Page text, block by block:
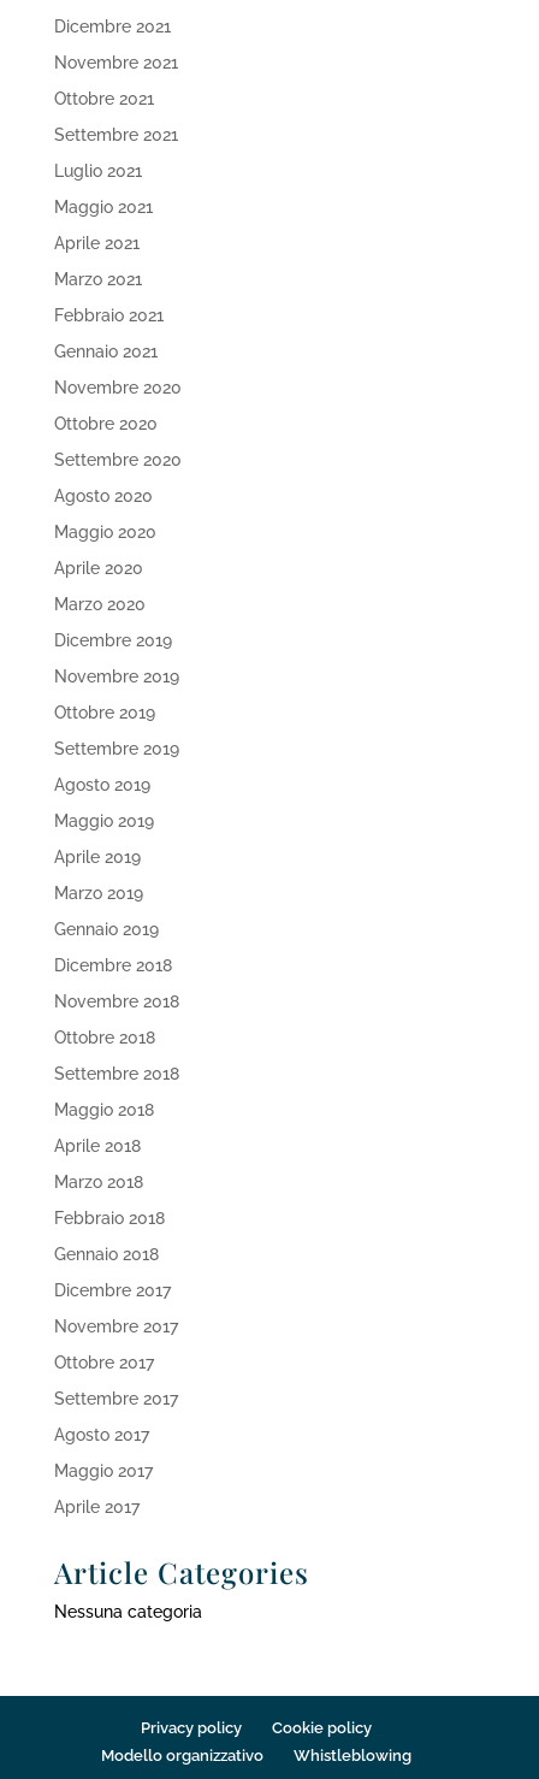
Dicembre 2021
Novembre 2021
Ottobre 2021
Settembre 2021
Luglio 2021
Maggio 2021
Aprile 2021
Marzo 2021
Febbraio 2021
Gennaio 2021
Novembre 2020
Ottobre 2020
Settembre 2020
Agosto 2020
Maggio 2020
Aprile 2020
Marzo 2020
Dicembre 2019
Novembre 2019
Ottobre 2019
Settembre 2019
Agosto 2019
Maggio 2019
Aprile 2019
Marzo 2019
Gennaio 2019
Dicembre 2018
Novembre 2018
Ottobre 2018
Settembre 2018
Maggio 2018
Aprile 2018
Marzo 2018
Febbraio 2018
Gennaio 2018
Dicembre 2017
Novembre 2017
Ottobre 2017
Settembre 2017
Agosto 2017
Maggio 2017
Aprile 2017
Article Categories
Nessuna categoria
Privacy policy
Cookie policy
Modello organizzativo
Whistleblowing